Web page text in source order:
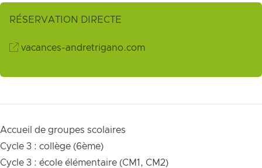
RÉSERVATION DIRECTE
vacances-andretrigano.com
Accueil de groupes scolaires
Cycle 3 : collège (6ème)
Cycle 3 : école élémentaire (CM1, CM2)